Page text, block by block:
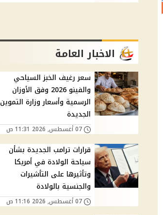
الاخبار العامة
سعر رغيف الخبز السياحي
والفينو 2026 وفق الأوزان
الرسمية وأسعار وزارة التموين
الجديدة
07 أغسطس, 2026 11:31 ص
قرارات ترامب الجديدة بشأن
سياحة الولادة في أمريكا
وتأثيرها على التأشيرات
والجنسية بالولادة
07 أغسطس, 2026 11:16 ص